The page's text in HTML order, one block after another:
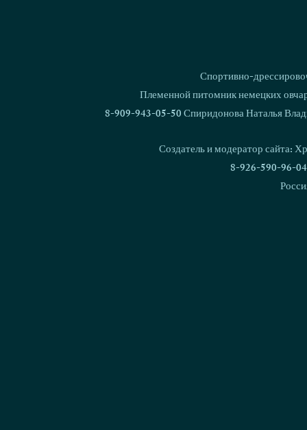
Спортивно-
Племенной питомник немецких
8-909-943-05-50 Спиридонова Наталья
Создатель и модератор сайта:
8-926-590-96-